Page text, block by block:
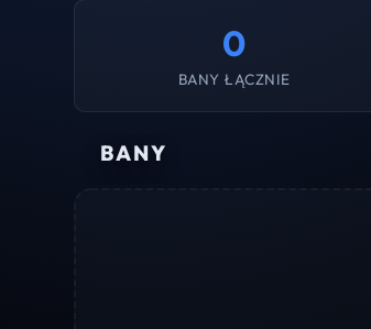
0
BANY ŁĄCZNIE
BANY